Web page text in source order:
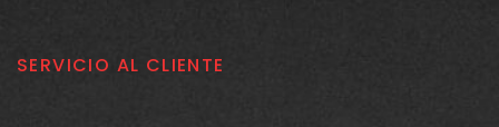
SERVICIO AL CLIENTE